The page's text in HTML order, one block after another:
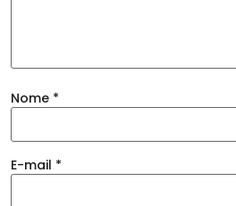
Nome *
E-mail *